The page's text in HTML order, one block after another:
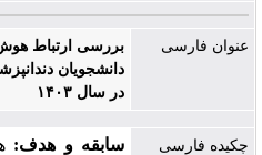
عنوان فارسی
بررسی ارتباط هوش
دانشجویان
در سال ۱۴۰۳
چکیده فارسی
سابقه و هدف: